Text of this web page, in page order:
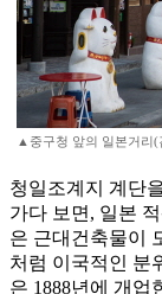
▲중구청 앞의 일본거리(
청일조계지 계단
가다 보면, 일본
은 근대건축물이
처럼 이국적인 분
은 1888년에 개업